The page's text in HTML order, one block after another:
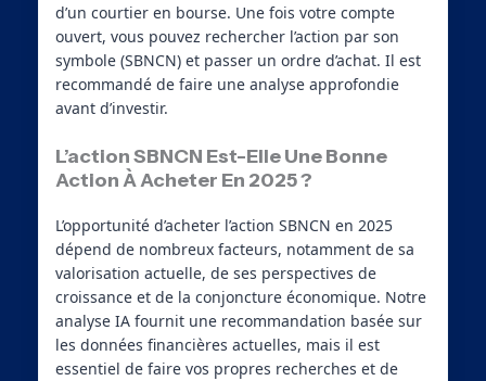
d’un courtier en bourse. Une fois votre compte
ouvert, vous pouvez rechercher l’action par son
symbole (SBNCN) et passer un ordre d’achat. Il est
recommandé de faire une analyse approfondie
avant d’investir.
L’action SBNCN Est-Elle Une Bonne
Action À Acheter En 2025 ?
L’opportunité d’acheter l’action SBNCN en 2025
dépend de nombreux facteurs, notamment de sa
valorisation actuelle, de ses perspectives de
croissance et de la conjoncture économique. Notre
analyse IA fournit une recommandation basée sur
les données financières actuelles, mais il est
essentiel de faire vos propres recherches et de